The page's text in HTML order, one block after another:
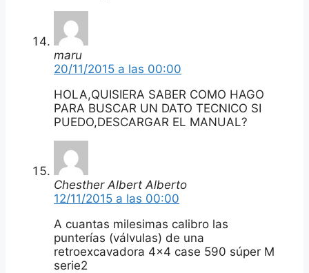
maru
20/11/2015 a las 00:00
HOLA,QUISIERA SABER COMO HAGO
PARA BUSCAR UN DATO TECNICO SI
PUEDO,DESCARGAR EL MANUAL?
Chesther Albert Alberto
12/11/2015 a las 00:00
A cuantas milesimas calibro las
punterías (válvulas) de una
retroexcavadora 4×4 case 590 súper M
serie2